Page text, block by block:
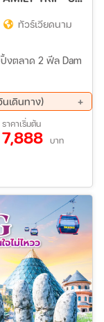
ทัวร์เวียดนาม
งตลาด 2 ฟีล Dam
เดินทาง)
- 30 ส.ค. 69
- 20 ก.ย. 69
- 04 ต.ค. 69
11 ต.ค. 69
18 ต.ค. 69
ราคาเริ่มต้น
7,888 บาท